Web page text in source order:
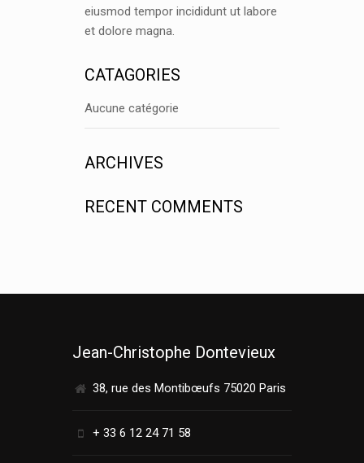
eiusmod tempor incididunt ut labore
et dolore magna.
CATAGORIES
Aucune catégorie
ARCHIVES
RECENT COMMENTS
Jean-Christophe Dontevieux
38, rue des Montibœufs 75020 Paris
+ 33 6 12 24 71 58